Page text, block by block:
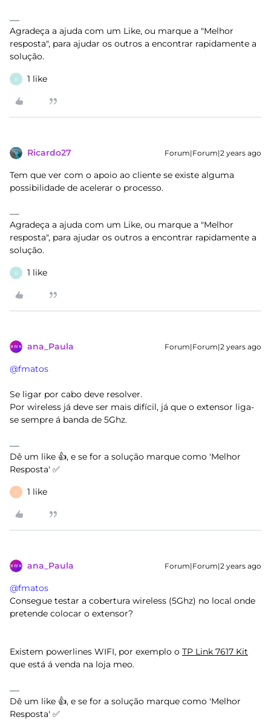
Agradeça a ajuda com um Like, ou marque a "Melhor
resposta", para ajudar os outros a encontrar rapidamente a
solução.
R 1 like
Ricardo27 Forum|Forum|2 years ago
Tem que ver com o apoio ao cliente se existe alguma
possibilidade de acelerar o processo.
Agradeça a ajuda com um Like, ou marque a "Melhor
resposta", para ajudar os outros a encontrar rapidamente a
solução.
R 1 like
ana_Paula Forum|Forum|2 years ago
@fmatos
Se ligar por cabo deve resolver.
Por wireless já deve ser mais difícil, já que o extensor liga-
se sempre á banda de 5Ghz.
Dê um like 👍, e se for a solução marque como 'Melhor
Resposta' ✅
F 1 like
ana_Paula Forum|Forum|2 years ago
@fmatos
Consegue testar a cobertura wireless (5Ghz) no local onde
pretende colocar o extensor?
Existem powerlines WIFI, por exemplo o TP Link 7617 Kit
que está á venda na loja meo.
Dê um like 👍, e se for a solução marque como 'Melhor
Resposta' ✅